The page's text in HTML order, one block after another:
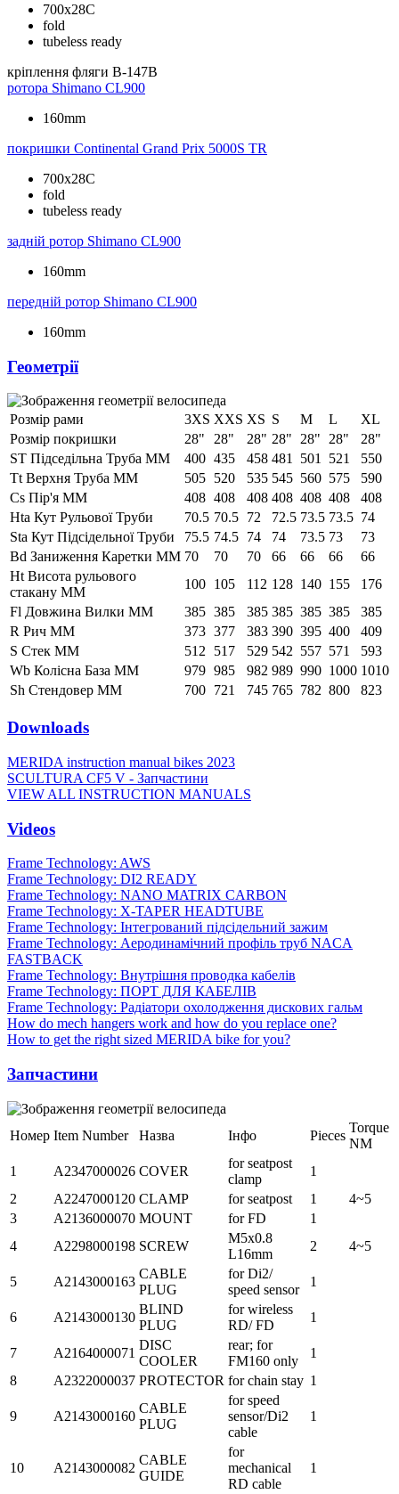
700x28C
fold
tubeless ready
кріплення фляги B-147B
ротора Shimano CL900
160mm
покришки Continental Grand Prix 5000S TR
700x28C
fold
tubeless ready
задній ротор Shimano CL900
160mm
передній ротор Shimano CL900
160mm
Геометрії
Розмір рами 3XS XXS XS S M L
XL
Розмір покришки
28" 28" 28" 28" 28" 28"
28"
ST Підседільна Труба ММ
400 435 458 481 501 521
550
Tt Верхня Труба ММ
505 520 535 545 560 575
590
Cs Пір'я ММ
408 408 408 408 408 408
408
Hta Кут Рульової Труби
70.5 70.5 72 72.5 73.5 73.5 74
Sta Кут Підсідельної Труби
75.5 74.5 74 74 73.5 73
73
Bd Заниження Каретки ММ 70 70 70 66 66 66
66
Ht Висота рульового
стакану ММ
100 105 112 128 140 155
176
Fl Довжина Вилки ММ
385 385 385 385 385 385
385
R Рич ММ
373 377 383 390 395 400
409
S Стек ММ
512 517 529 542 557 571
593
Wb Колісна База ММ
979 985 982 989 990 1000 1010
Sh Стендовер ММ
700 721 745 765 782 800 823
Downloads
MERIDA instruction manual bikes 2023
SCULTURA CF5 V - Запчастини
VIEW ALL INSTRUCTION MANUALS
Videos
Frame Technology: AWS
Frame Technology: DI2 READY
Frame Technology: NANO MATRIX CARBON
Frame Technology: X-TAPER HEADTUBE
Frame Technology: Інтегрований підсідельний зажим
Frame Technology: Аеродинамічний профіль труб NACA
FASTBACK
Frame Technology: Внутрішня проводка кабелів
Frame Technology: ПОРТ ДЛЯ КАБЕЛІВ
Frame Technology: Радіатори охолодження дискових гальм
How do mech hangers work and how do you replace one?
How to get the right sized MERIDA bike for you?
Запчастини
Номер Item Number Назва Інфо Pieces
Torque
NM
1
A2347000026 COVER
for seatpost
clamp
1
2
A2247000120 CLAMP for seatpost 1
4~5
3
A2136000070 MOUNT for FD
1
4
A2298000198 SCREW
M5x0.8
L16mm
2 4~5
5 A2143000163
CABLE
PLUG
for Di2/
speed sensor
1
6 A2143000130
BLIND
PLUG
for wireless
RD/ FD
1
7 A2164000071
DISC
COOLER
rear; for
FM160 only
1
8
A2322000037 PROTECTOR for chain stay 1
9 A2143000160
CABLE
PLUG
for speed
sensor/Di2
cable
1
10 A2143000082
CABLE
GUIDE
for
mechanical
RD cable
1